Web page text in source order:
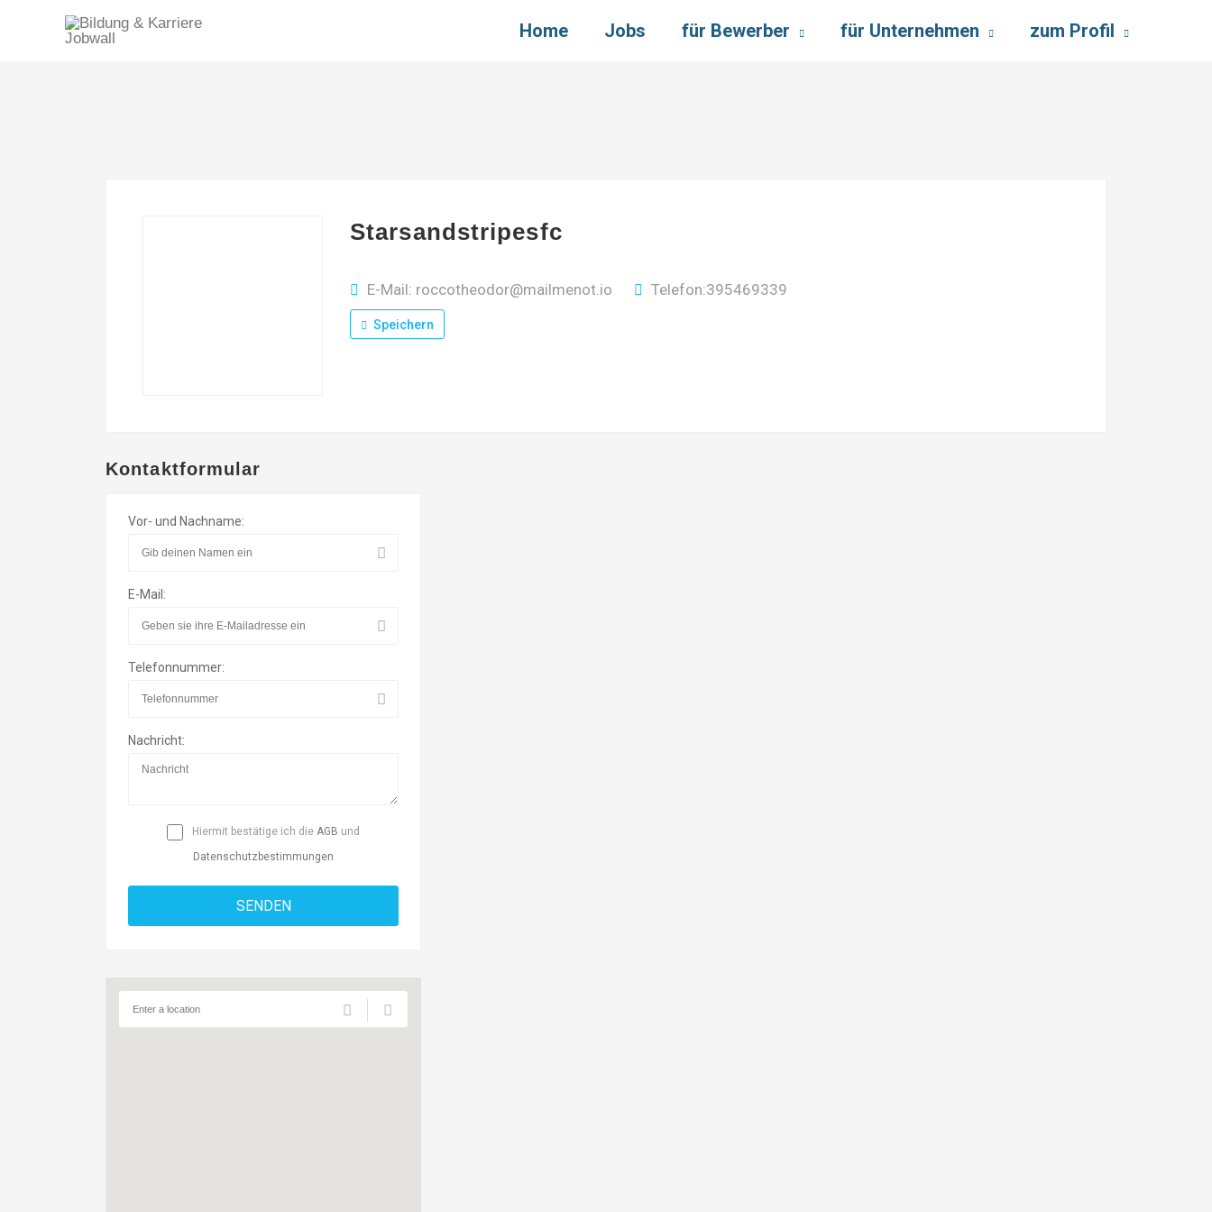
Home Jobs für Bewerber für Unternehmen zum Profil
Starsandstripesfc
E-Mail: roccotheodor@mailmenot.io Telefon:395469339
Speichern
Kontaktformular
Vor- und Nachname:
E-Mail:
Telefonnummer:
Nachricht:
Hiermit bestätige ich die AGB und
Datenschutzbestimmungen